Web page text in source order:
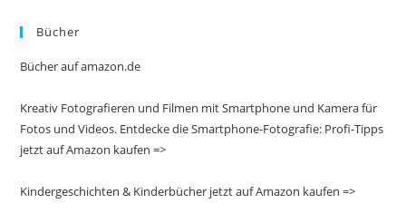
Bücher
Bücher auf amazon.de
Kreativ Fotografieren und Filmen mit Smartphone und Kamera für
Fotos und Videos. Entdecke die Smartphone-Fotografie: Profi-Tipps
jetzt auf Amazon kaufen =>
Kindergeschichten & Kinderbücher jetzt auf Amazon kaufen =>